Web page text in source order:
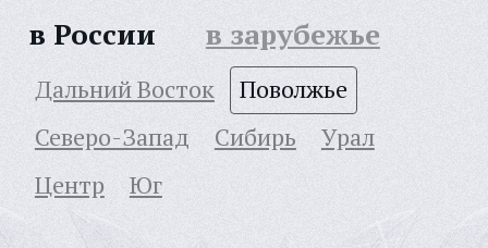
в России в зарубежье
Дальний Восток
Поволжье
Северо-Запад
Сибирь
Урал
Центр
Юг